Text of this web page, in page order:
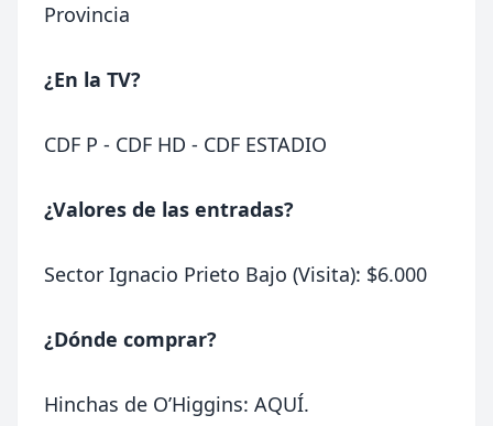
Provincia
¿En la TV?
CDF P - CDF HD - CDF ESTADIO
¿Valores de las entradas?
Sector Ignacio Prieto Bajo (Visita): $6.000
¿Dónde comprar?
Hinchas de O’Higgins: AQUÍ.